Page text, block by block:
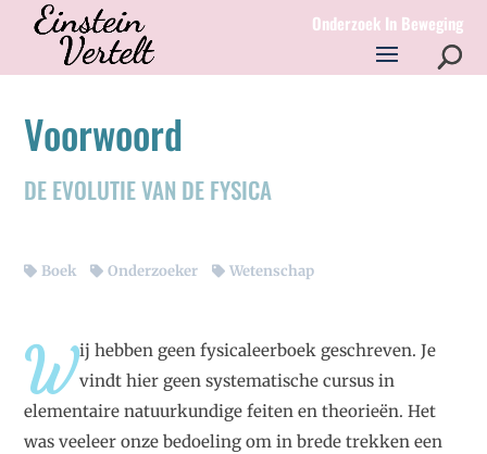
Onderzoek In Beweging
Voorwoord
DE EVOLUTIE VAN DE FYSICA
Boek Onderzoeker Wetenschap
Wij hebben geen fysicaleerboek geschreven. Je
vindt hier geen systematische cursus in
elementaire natuurkundige feiten en theorieën. Het
was veeleer onze bedoeling om in brede trekken een